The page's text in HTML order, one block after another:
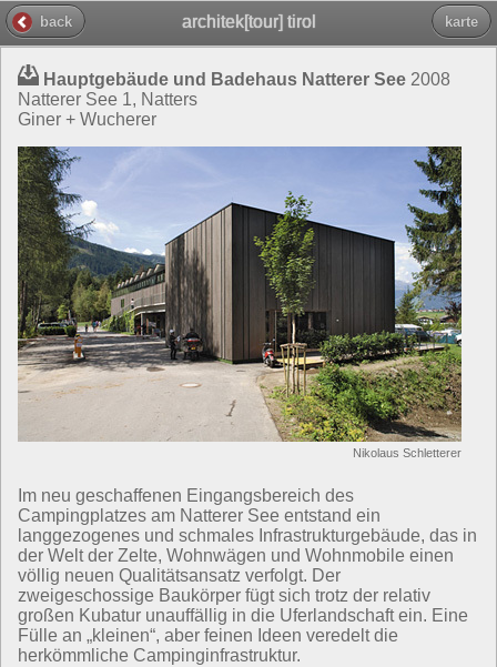
back architek[tour] tirol karte
Hauptgebäude und Badehaus Natterer See 2008
Natterer See 1, Natters
Giner + Wucherer
Nikolaus Schletterer
Im neu geschaffenen Eingangsbereich des
Campingplatzes am Natterer See entstand ein
langgezogenes und schmales Infrastrukturgebäude, das in
der Welt der Zelte, Wohnwägen und Wohnmobile einen
völlig neuen Qualitätsansatz verfolgt. Der
zweigeschossige Baukörper fügt sich trotz der relativ
großen Kubatur unauffällig in die Uferlandschaft ein. Eine
Fülle an „kleinen“, aber feinen Ideen veredelt die
herkömmliche Campinginfrastruktur.